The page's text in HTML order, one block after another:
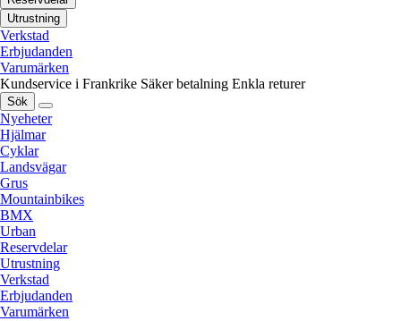
Utrustning
Verkstad
Erbjudanden
Varumärken
Kundservice i Frankrike Säker betalning Enkla returer
Sök
Nyeheter
Hjälmar
Cyklar
Landsvägar
Grus
Mountainbikes
BMX
Urban
Reservdelar
Utrustning
Verkstad
Erbjudanden
Varumärken